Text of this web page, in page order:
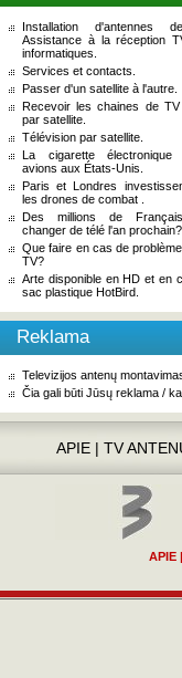
Installation d'antennes
Assistance à la réception
informatiques.
Services et contacts.
Passer d'un satellite à l'autre.
Recevoir les chaines de TV
par satellite.
Télévision par satellite.
La cigarette électronique
avions aux États-Unis.
Paris et Londres
les drones de combat .
Des millions de
changer de télé l'an prochain?
Que faire en cas de
TV?
Arte disponible en HD et en
sac plastique HotBird.
Reklama
Televizijos antenų
Čia gali būti Jūsų reklama /
APIE| TV
APIE |